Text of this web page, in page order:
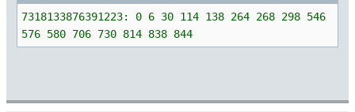
7318133876391223: 0 6 30 114 138 264 268 298 546
576 580 706 730 814 838 844